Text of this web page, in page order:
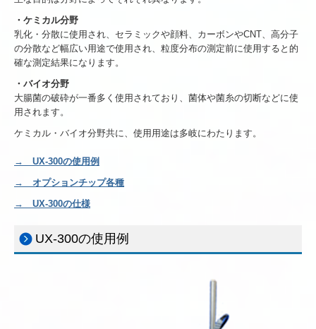
・ケミカル分野
乳化・分散に使用され、セラミックや顔料、カーボンやCNT、高分子
の分散など幅広い用途で使用され、粒度分布の測定前に使用すると的
確な測定結果になります。
・バイオ分野
大腸菌の破砕が一番多く使用されており、菌体や菌糸の切断などに使
用されます。
ケミカル・バイオ分野共に、使用用途は多岐にわたります。
→ UX-300の使用例
→ オプションチップ各種
→ UX-300の仕様
UX-300の使用例